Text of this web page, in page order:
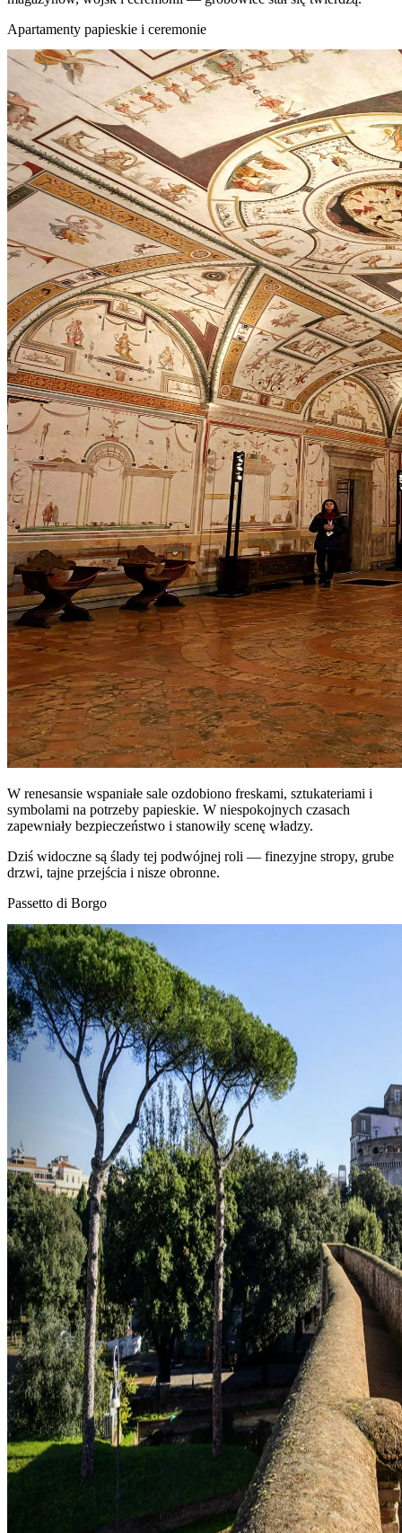
Apartamenty papieskie i ceremonie
W renesansie wspaniałe sale ozdobiono freskami, sztukateriami i
symbolami na potrzeby papieskie. W niespokojnych czasach
zapewniały bezpieczeństwo i stanowiły scenę władzy.
Dziś widoczne są ślady tej podwójnej roli — finezyjne stropy, grube
drzwi, tajne przejścia i nisze obronne.
Passetto di Borgo